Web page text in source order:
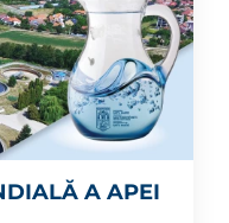
A APEI